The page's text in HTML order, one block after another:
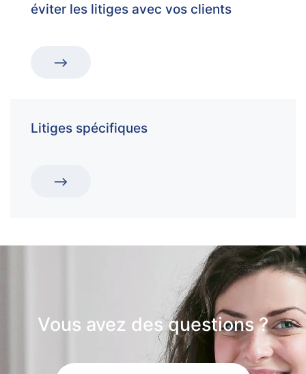
éviter les litiges avec vos clients
Litiges spécifiques
Vous avez des questions ?